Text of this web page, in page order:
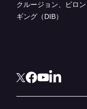
クルージョン、ビロン
ギング（DIB）